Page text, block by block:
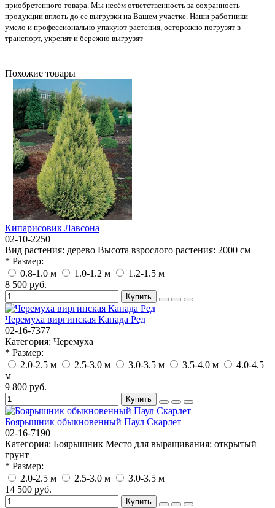
приобретенного товара. Мы несём ответственность за сохранность
продукции вплоть до ее выгрузки на Вашем участке. Наши работники
умело и профессионально упакуют растения, осторожно погрузят в
транспорт, укрепят и бережно выгрузят
Похожие товары
Кипарисовик Лавсона
02-10-2250
Вид растения: дерево Высота взрослого растения: 2000 см
* Размер:
0.8-1.0 м
1.0-1.2 м
1.2-1.5 м
8 500 руб.
Купить
Черемуха виргинская Канада Ред
02-16-7377
Категория: Черемуха
* Размер:
2.0-2.5 м
2.5-3.0 м 3.0-3.5 м 3.5-4.0 м
4.0-4.5
м
9 800 руб.
Купить
Боярышник обыкновенный Паул Скарлет
02-16-7190
Категория: Боярышник Место для выращивания: открытый
грунт
* Размер:
2.0-2.5 м
2.5-3.0 м
3.0-3.5 м
14 500 руб.
Купить